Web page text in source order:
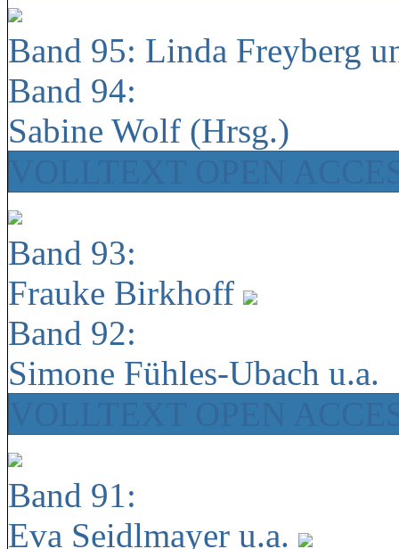
Band 95: Linda Freyberg
Band 94:
Sabine Wolf (Hrsg.)
Band 93:
Frauke Birkhoff
Band 92:
Simone Fühles-Ubach u.a.
Band 91:
Eva Seidlmayer u.a.